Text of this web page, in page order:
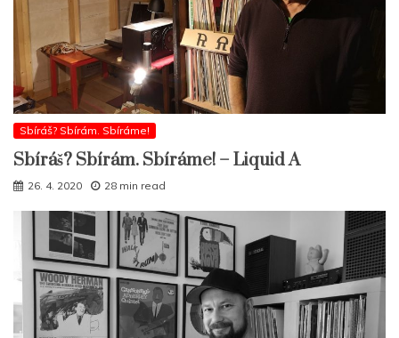
Sbíráš? Sbírám. Sbíráme!
Sbíráš? Sbírám. Sbíráme! – Liquid A
26. 4. 2020 28 min read